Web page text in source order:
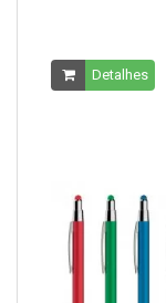
Detalhes